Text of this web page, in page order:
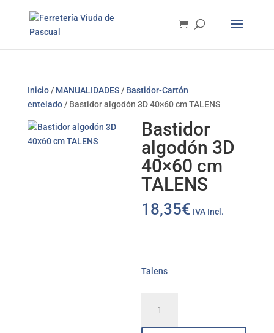
Inicio/ MANUALIDADES/ Bastidor-Cartón
entelado/ Bastidor algodón 3D 40×60 cm TALENS
Bastidor
algodón 3D
40×60 cm
TALENS
18,35€ IVA Incl.
Talens
algodón
3D